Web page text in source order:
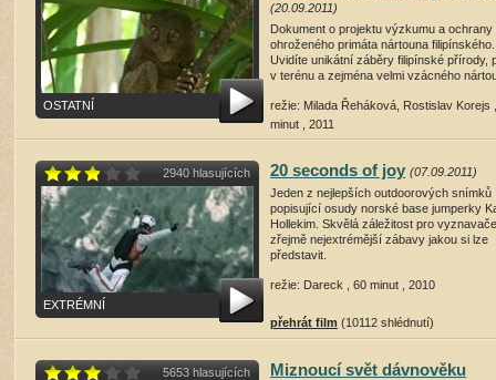
OSTATNÍ
(20.09.2011)
Dokument o projektu výzkumu a ochrany
ohroženého primáta nártouna filipínského.
Uvidíte unikátní záběry filipínské přírody,
v terénu a zejména velmi vzácného
režie: Milada Řeháková, Rostislav Korejs
minut , 2011
přehrát film
(15230 shlédnutí)
2940 hlasujících
EXTRÉMNÍ
20 seconds of joy (07.09.2011)
Jeden z nejlepších outdoorových snímků
popisující osudy norské base jumperky
Hollekim. Skvělá záležitost pro vyznavače
zřejmě nejextrémější zábavy jakou si lze
představit.
režie: Dareck , 60 minut , 2010
přehrát film (10112 shlédnutí)
5653 hlasujících Miznoucí svět dávnověku